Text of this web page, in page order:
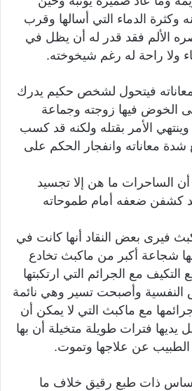
وكثرة الدماء التي أسالها وقرب
الألم فقد قدر له أن يظل في
ولا راحة له رغم شيخوخته.
فيتحول لشخص حكيم يدرك
الخوض فيها زوجته وجماعة
الأمر بقتله ولكنه قد كسب
معاناته وانفجار الحكم على
الساحرات ما هن إلا تجسيد
كشفن ضعفه أمام طموحاته
فيرى بعض النقاد أنها كانت في
شجاعة أكبر من ماكبث تخادع
مع الجرائم التي ارتكبتها
النفسية وأصبحت تسير وهي نائمة
مع ماكبث التي لا يمكن أن
فترات طويلة متخيلة أن بها
عن علاجها وتموت.
ذات طبع رقيق خلاف ما